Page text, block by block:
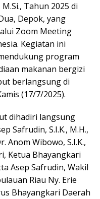
Tahun 2025 di
Depok, yang
Zoom Meeting
Kegiatan ini
program
makanan bergizi
berlangsung di
(17/7/2025).
dihadiri langsung
Safrudin, S.I.K., M.H.,
Anom Wibowo, S.I.K.,
Ketua Bhayangkari
Asep Safrudin, Wakil
Riau Ny. Erie
Bhayangkari Daerah